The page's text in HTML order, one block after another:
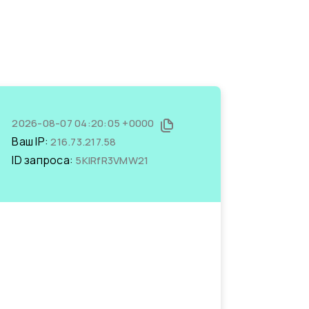
2026-08-07 04:20:05 +0000
Ваш IP:216.73.217.58
ID запроса: 5KIRfR3VMW21